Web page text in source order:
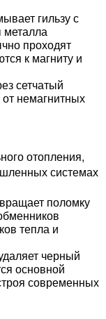
гильзу с
металла
проходят
к магниту и
сетчатый
немагнитных
отопления,
системах
поломку
тепла и
черный
основной
современных